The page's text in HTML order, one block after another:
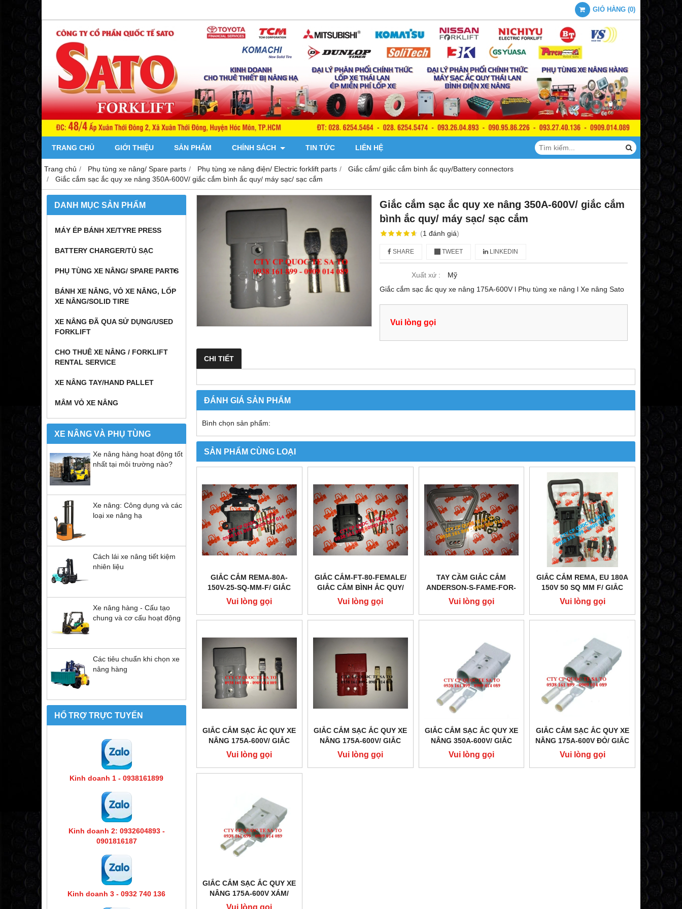
GIỎ HÀNG (0)
TRANG CHỦ GIỚI THIỆU SẢN PHẨM CHÍNH SÁCH TIN TỨC LIÊN HỆ
Trang chủ Phụ tùng xe nâng/ Spare parts Phụ tùng xe nâng điện/ Electric forklift parts
Giắc cắm/ giắc cắm bình ắc quy/Battery connectors
Giắc cắm sạc ắc quy xe nâng 350A-600V/ giắc cắm bình ắc quy/ máy sạc/ sạc cắm
DANH MỤC SẢN PHẨM
MÁY ÉP BÁNH XE/TYRE PRESS
BATTERY CHARGER/TỦ SẠC
PHỤ TÙNG XE NÂNG/ SPARE PARTS
BÁNH XE NÂNG, VỎ XE NÂNG, LỐP
XE NÂNG/SOLID TIRE
XE NÂNG ĐÃ QUA SỬ DỤNG/USED
FORKLIFT
CHO THUÊ XE NÂNG / FORKLIFT
RENTAL SERVICE
XE NÂNG TAY/HAND PALLET
MÂM VỎ XE NÂNG
XE NÂNG VÀ PHỤ TÙNG
Xe nâng hàng hoạt động tốt
nhất tại môi trường nào?
Xe nâng: Công dụng và các
loại xe nâng hạ
Cách lái xe nâng tiết kiệm
nhiên liệu
Xe nâng hàng - Cấu tạo
chung và cơ cấu hoạt động
Các tiêu chuẩn khi chọn xe
nâng hàng
HỔ TRỢ TRỰC TUYẾN
Kinh doanh 1 - 0938161899
Kinh doanh 2: 0932604893 -
0901816187
Kinh doanh 3 - 0932 740 136
Giắc cắm sạc ắc quy xe nâng 350A-600V/ giắc cắm
bình ắc quy/ máy sạc/ sạc cắm
(1 đánh giá)
SHARE TWEET LINKEDIN
Xuất xứ :
Mỹ
Giắc cắm sạc ắc quy xe nâng 175A-600V l Phụ tùng xe nâng l Xe nâng Sato
Vui lòng gọi
CHI TIẾT
ĐÁNH GIÁ SẢN PHẨM
Bình chọn sản phẩm:
SẢN PHẨM CÙNG LOẠI
GIẮC CẮM REMA-80A-
150V-25-SQ-MM-F/ GIẮC
CẮM BÌNH ẮC QUY/ MÁY
SẠC/ SẠC CẮM
Vui lòng gọi
GIẮC CẮM-FT-80-FEMALE/
GIẮC CẮM BÌNH ẮC QUY/
MÁY SẠC/ SẠC CẮM
Vui lòng gọi
TAY CẦM GIẮC CẮM
ANDERSON-S-FAME-FOR-
SB175/ GIẮC CẮM BÌNH ẮC
QUY/ MÁY SẠC/ SẠC CẮM
Vui lòng gọi
GIẮC CẮM REMA, EU 180A
150V 50 SQ MM F/ GIẮC
CẮM BÌNH ẮC QUY/ MÁY
SẠC/ SẠC CẮM
Vui lòng gọi
GIẮC CẮM SẠC ẮC QUY XE
NÂNG 175A-600V/ GIẮC
CẮM BÌNH ẮC QUY/ MÁY
SẠC/ SẠC CẮM
Vui lòng gọi
GIẮC CẮM SẠC ẮC QUY XE
NÂNG 175A-600V/ GIẮC
CẮM BÌNH ẮC QUY/ MÁY
SẠC/ SẠC CẮM
Vui lòng gọi
GIẮC CẮM SẠC ẮC QUY XE
NÂNG 350A-600V/ GIẮC
CẮM BÌNH ẮC QUY/ MÁY
SẠC/ SẠC CẮM
Vui lòng gọi
GIẮC CẮM SẠC ẮC QUY XE
NÂNG 175A-600V ĐỎ/ GIẮC
CẮM BÌNH ẮC QUY/ MÁY
SẠC/ SẠC CẮM
Vui lòng gọi
GIẮC CẮM SẠC ẮC QUY XE
NÂNG 175A-600V XÁM/
GIẮC CẮM BÌNH ẮC QUY/
Vui lòng gọi